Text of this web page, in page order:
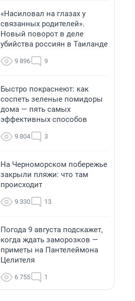
«Насиловал на глазах у
связанных родителей».
Новый поворот в деле
убийства россиян в Таиланде
9 896 9
Быстро покраснеют: как
соспеть зеленые помидоры
дома — пять самых
эффективных способов
9 804 3
На Черноморском побережье
закрыли пляжи: что там
происходит
9 330 13
Погода 9 августа подскажет,
когда ждать заморозков —
приметы на Пантелеймона
Целителя
6 755 1